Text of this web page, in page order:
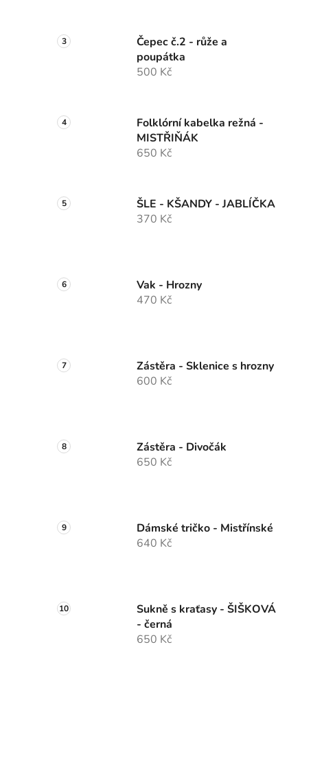
Čepec č.2 - růže a
poupátka
500 Kč
Folklórní kabelka režná -
MISTŘIŇÁK
650 Kč
ŠLE - KŠANDY - JABLÍČKA
370 Kč
Vak - Hrozny
470 Kč
Zástěra - Sklenice s hrozny
600 Kč
Zástěra - Divočák
650 Kč
Dámské tričko - Mistřínské
640 Kč
Sukně s kraťasy - ŠIŠKOVÁ
- černá
650 Kč